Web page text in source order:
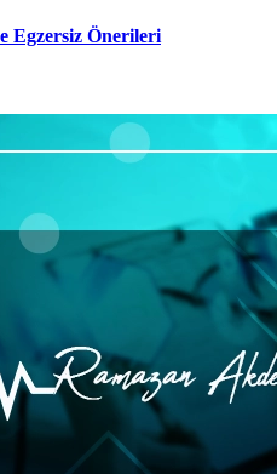
Egzersiz Önerileri